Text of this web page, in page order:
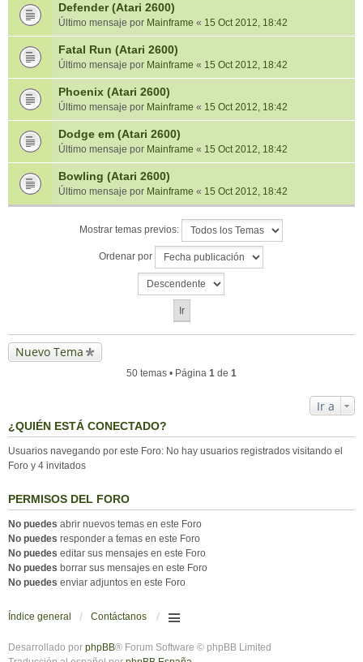
Defender (Atari 2600)
Último mensaje por Mainframe « 15 Oct 2012, 18:42
Fatal Run (Atari 2600)
Último mensaje por Mainframe « 15 Oct 2012, 18:42
Phoenix (Atari 2600)
Último mensaje por Mainframe « 15 Oct 2012, 18:42
Dodge em (Atari 2600)
Último mensaje por Mainframe « 15 Oct 2012, 18:42
Bowling (Atari 2600)
Último mensaje por Mainframe « 15 Oct 2012, 18:42
Mostrar temas previos:
Ordenar por
Nuevo Tema
50 temas • Página 1 de 1
Ir a
¿QUIÉN ESTÁ CONECTADO?
Usuarios navegando por este Foro: No hay usuarios registrados visitando el
Foro y 4 invitados
PERMISOS DEL FORO
No puedes abrir nuevos temas en este Foro
No puedes responder a temas en este Foro
No puedes editar sus mensajes en este Foro
No puedes borrar sus mensajes en este Foro
No puedes enviar adjuntos en este Foro
Índice general Contáctanos
Desarrollado por phpBB® Forum Software © phpBB Limited